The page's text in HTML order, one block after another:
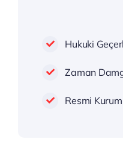
Hukuki
Zaman
Resmi